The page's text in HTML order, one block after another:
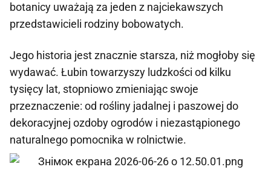
botanicy uważają za jeden z najciekawszych
przedstawicieli rodziny bobowatych.
Jego historia jest znacznie starsza, niż mogłoby się
wydawać. Łubin towarzyszy ludzkości od kilku
tysięcy lat, stopniowo zmieniając swoje
przeznaczenie: od rośliny jadalnej i paszowej do
dekoracyjnej ozdoby ogrodów i niezastąpionego
naturalnego pomocnika w rolnictwie.